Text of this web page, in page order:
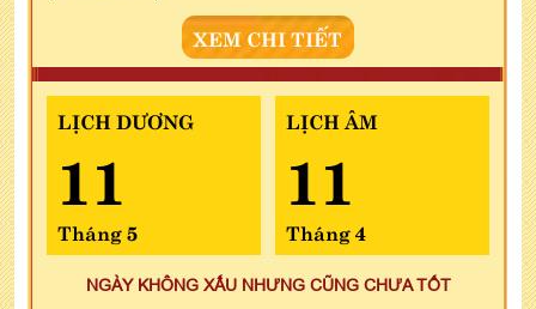
XEM CHI TIẾT
LỊCH DƯƠNG
11
Tháng 5
LỊCH ÂM
11
Tháng 4
NGÀY KHÔNG XẤU NHƯNG CŨNG CHƯA TỐT